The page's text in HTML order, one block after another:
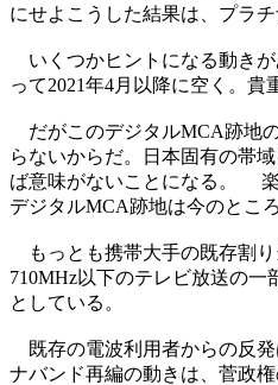
にせよこうした結果は、プラ
いくつかヒントになる動きが
って2021年4月以降に空く。貴
だがこのデジタルMCA跡地
らないからだ。日本固有の帯
ば意味がないことになる。 楽
デジタルMCA跡地は今のとこ
もっとも携帯大手の既存割り
710MHz以下のテレビ放送の
としている。
既存の電波利用者からの反発
ナバンド再編の動きは、菅政